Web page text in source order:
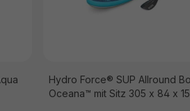
Hydro Force® SUP Allround
Oceana™ mit Sitz 305 x 84 x